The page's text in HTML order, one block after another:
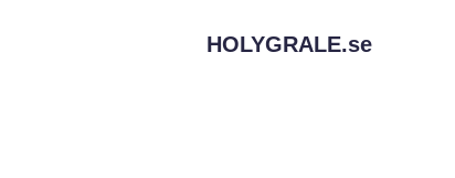
HOLYGRALE.se